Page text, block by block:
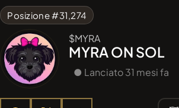
Posizione #31,274
$MYRA
MYRA ON SOL
● Lanciato 31 mesi fa